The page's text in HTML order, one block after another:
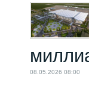
08.05.2026 08:00